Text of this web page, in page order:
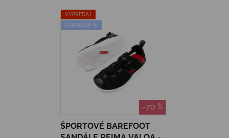
VÝPREDAJ
PRATEĽNÉ 🌀
–70 %
ŠPORTOVÉ BAREFOOT